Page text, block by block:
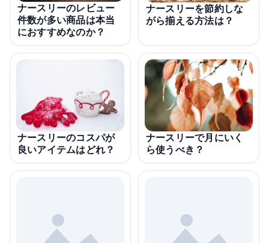
ナースリーのレビュー
件数が多い商品は本当
におすすめなのか？
ナースリーを節約しな
がら揃える方法は？
ナースリーのコスパが
良いアイテムはどれ？
ナースリーで月にいく
ら使うべき？